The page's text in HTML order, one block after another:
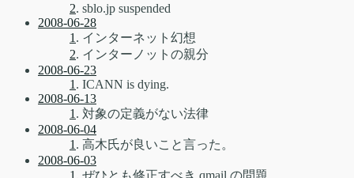
2. sblo.jp suspended
2008-06-28
1 . インターネット幻想
2. インターノットの親分
2008-06-23
1 . ICANN is dying.
2008-06-13
1 . 対象の定義がない法律
2008-06-04
1 . 高木氏が良いこと言った。
2008-06-03
1 . ぜひとも修正すべき qmail の問題